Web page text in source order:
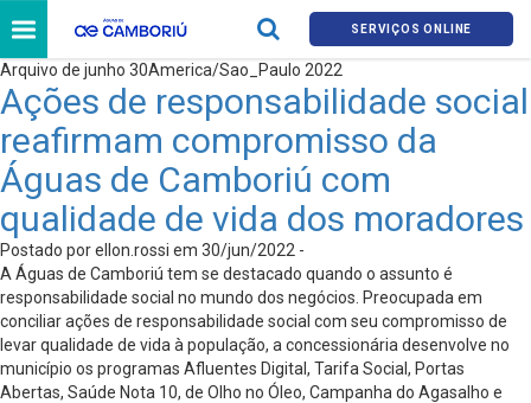
SERVIÇOS ONLINE
Arquivo de junho 30America/Sao_Paulo 2022
Ações de responsabilidade social
reafirmam compromisso da
Águas de Camboriú com
qualidade de vida dos moradores
Postado por ellon.rossi em 30/jun/2022 -
A Águas de Camboriú tem se destacado quando o assunto é
responsabilidade social no mundo dos negócios. Preocupada em
conciliar ações de responsabilidade social com seu compromisso de
levar qualidade de vida à população, a concessionária desenvolve no
município os programas Afluentes Digital, Tarifa Social, Portas
Abertas, Saúde Nota 10, de Olho no Óleo, Campanha do Agasalho e